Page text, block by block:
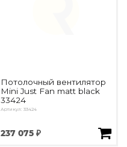
Потолочный вентилятор
Mini Just Fan matt black
33424
Артикул: 33424
237 075 ₽